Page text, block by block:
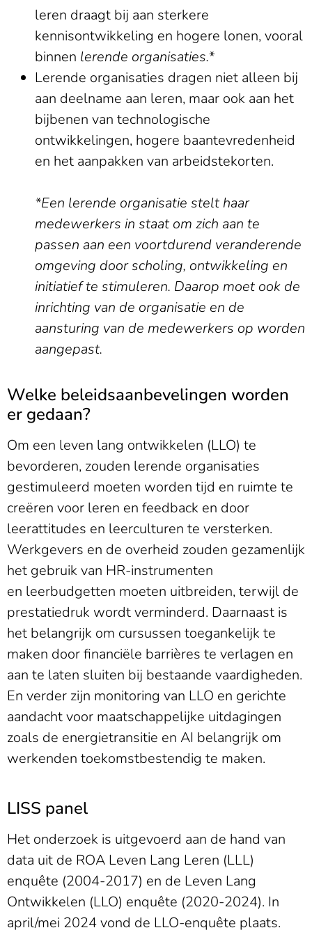
leren draagt bij aan sterkere
kennisontwikkeling en hogere lonen, vooral
binnen lerende organisaties.*
Lerende organisaties dragen niet alleen bij
aan deelname aan leren, maar ook aan het
bijbenen van technologische
ontwikkelingen, hogere baantevredenheid
en het aanpakken van arbeidstekorten.
*Een lerende organisatie stelt haar
medewerkers in staat om zich aan te
passen aan een voortdurend veranderende
omgeving door scholing, ontwikkeling en
initiatief te stimuleren. Daarop moet ook de
inrichting van de organisatie en de
aansturing van de medewerkers op worden
aangepast.
Welke beleidsaanbevelingen worden
er gedaan?
Om een leven lang ontwikkelen (LLO) te
bevorderen, zouden lerende organisaties
gestimuleerd moeten worden tijd en ruimte te
creëren voor leren en feedback en door
leerattitudes en leerculturen te versterken.
Werkgevers en de overheid zouden gezamenlijk
het gebruik van HR-instrumenten
en leerbudgetten moeten uitbreiden, terwijl de
prestatiedruk wordt verminderd. Daarnaast is
het belangrijk om cursussen toegankelijk te
maken door financiële barrières te verlagen en
aan te laten sluiten bij bestaande vaardigheden.
En verder zijn monitoring van LLO en gerichte
aandacht voor maatschappelijke uitdagingen
zoals de energietransitie en AI belangrijk om
werkenden toekomstbestendig te maken.
LISS panel
Het onderzoek is uitgevoerd aan de hand van
data uit de ROA Leven Lang Leren (LLL)
enquête (2004-2017) en de Leven Lang
Ontwikkelen (LLO) enquête (2020-2024). In
april/mei 2024 vond de LLO-enquête plaats.